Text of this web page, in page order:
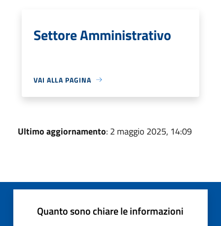
Settore Amministrativo
VAI ALLA PAGINA
Ultimo aggiornamento: 2 maggio 2025, 14:09
Quanto sono chiare le informazioni